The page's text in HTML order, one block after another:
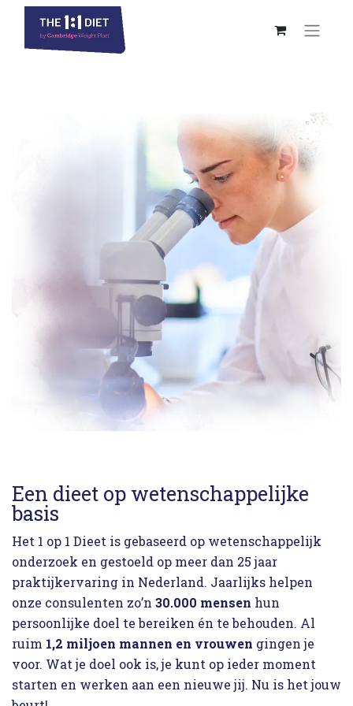
Een dieet op wetenschappelijke
basis
Het 1 op 1 Dieet is gebaseerd op wetenschappelijk
onderzoek en gestoeld op meer dan 25 jaar
praktijkervaring in Nederland. Jaarlijks helpen
onze consulenten zo’n 30.000 mensen hun
persoonlijke doel te bereiken én te behouden. Al
ruim 1,2 miljoen mannen en vrouwen gingen je
voor. Wat je doel ook is, je kunt op ieder moment
starten en werken aan een nieuwe jij. Nu is het jouw